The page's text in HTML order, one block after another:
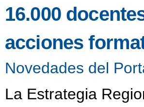
16.000
acciones
Novedades del
La Estrategia